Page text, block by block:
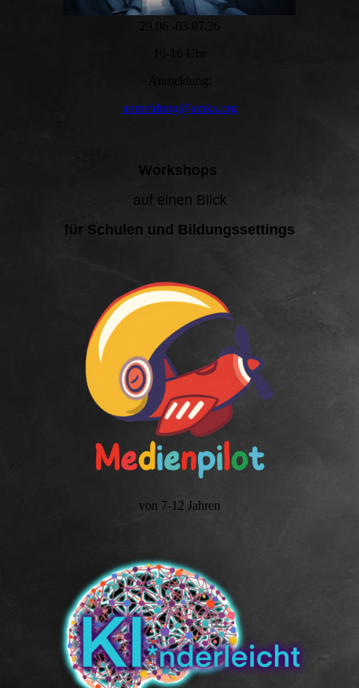
29.06.-03.07.26
anmeldung@amks.org
Workshops
auf einen Blick
für Schulen und Bildungssettings
von 7-12 Jahren